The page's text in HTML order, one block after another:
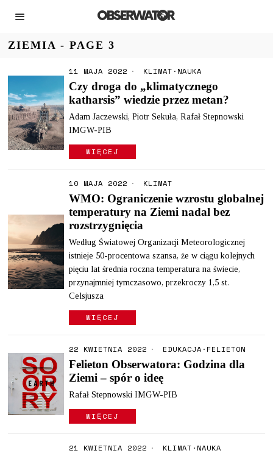
ZIEMIA - PAGE 3
11 MAJA 2022 KLIMAT · NAUKA
Czy droga do „klimatycznego
katharsis” wiedzie przez metan?
Adam Jaczewski, Piotr Sekuła, Rafał Stepnowski
IMGW-PIB
WIĘCEJ
10 MAJA 2022 KLIMAT
WMO: Ograniczenie wzrostu globalnej
temperatury na Ziemi nadal bez
rozstrzygnięcia
Według Światowej Organizacji Meteorologicznej
istnieje 50-procentowa szansa, że w ciągu kolejnych
pięciu lat średnia roczna temperatura na świecie,
przynajmniej tymczasowo, przekroczy 1,5 st.
Celsjusza
WIĘCEJ
22 KWIETNIA 2022 EDUKACJA · FELIETON
Felieton Obserwatora: Godzina dla
Ziemi – spór o ideę
Rafał Stepnowski IMGW-PIB
WIĘCEJ
21 KWIETNIA 2022 KLIMAT · NAUKA